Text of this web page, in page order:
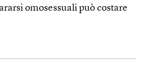
omosessuali può costare